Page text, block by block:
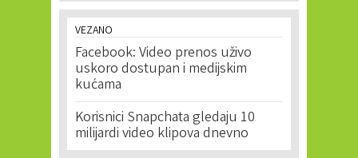
VEZANO
Facebook: Video prenos uživo
uskoro dostupan i medijskim
kućama
Korisnici Snapchata gledaju 10
milijardi video klipova dnevno